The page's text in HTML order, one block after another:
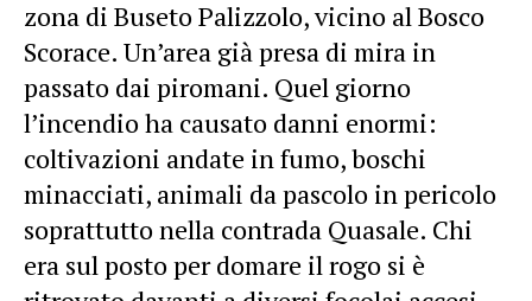
zona di Buseto Palizzolo, vicino al Bosco
Scorace. Un’area già presa di mira in
passato dai piromani. Quel giorno
l’incendio ha causato danni enormi:
coltivazioni andate in fumo, boschi
minacciati, animali da pascolo in pericolo
soprattutto nella contrada Quasale. Chi
era sul posto per domare il rogo si è